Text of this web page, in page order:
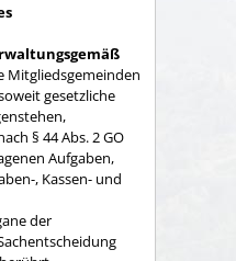
Mitgliedsgemeinden
gesetzliche
§ 44 Abs. 2 GO
Aufgaben,
, Kassen- und
der